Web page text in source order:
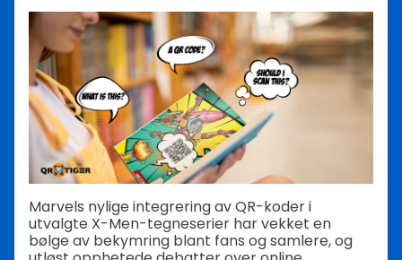
Marvels nylige integrering av QR-koder i
utvalgte X-Men-tegneserier har vekket en
bølge av bekymring blant fans og samlere, og